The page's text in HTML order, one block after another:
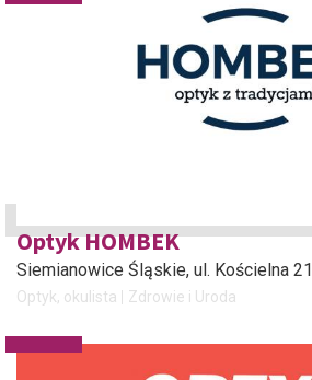
Optyk HOMBEK
Siemianowice Śląskie, ul. Kościelna 21
Optyk, okulista Zdrowie i Uroda